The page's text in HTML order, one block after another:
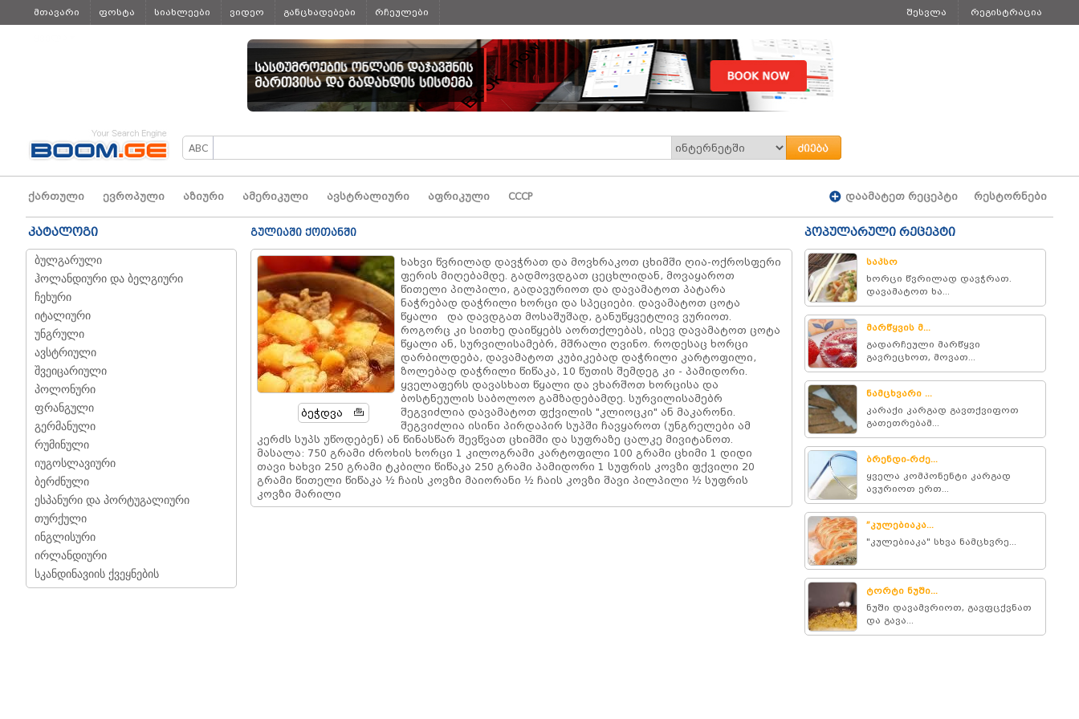
მთავარი ფოსტა სიახლეები ვიდეო განცხადებები რჩეულები შესვლა რეგისტრაცია
ქართული ევროპული აზიური ამერიკული ავსტრალიური აფრიკული СССР დაამატეთ რეცეპტი რესტორნები
კატალოგი
ბულგარული
ჰოლანდიური და ბელგიური
ჩეხური
იტალიური
უნგრული
ავსტრიული
შვეიცარიული
პოლონური
ფრანგული
გერმანული
რუმინული
იუგოსლავიური
ბერძნული
ესპანური და პორტუგალიური
თურქული
ინგლისური
ირლანდიური
სკანდინავიის ქვეყნების
გულიაში ქოთანში
Ბეჭდვა
ხახვი წვრილად დავჭრათ და მოვხრაკოთ ცხიმში ღია-ოქროსფერი
ფერის მიღებამდე. გადმოვდგათ ცეცხლიდან, მოვაყაროთ
წითელი პილპილი, გადავურიოთ და დავამატოთ პატარა
ნაჭრებად დაჭრილი ხორცი და სპეციები. დავამატოთ ცოტა
წყალი და დავდგათ მოსაშუშად, განუწყვეტლივ ვურიოთ.
როგორც კი სითხე დაიწყებს აორთქლებას, ისევ დავამატოთ ცოტა
წყალი ან, სურვილისამებრ, მშრალი ღვინო. როდესაც ხორცი
დარბილდება, დავამატოთ კუბიკებად დაჭრილი კარტოფილი,
ზოლებად დაჭრილი წიწაკა, 10 წუთის შემდეგ კი - პამიდორი.
ყველაფერს დავასხათ წყალი და ვხარშოთ ხორცისა და
ბოსტნეულის საბოლოო გამზადებამდე. სურვილისამებრ
შეგვიძლია დავამატოთ ფქვილის "კლიოცკი" ან მაკარონი.
შეგვიძლია ისინი პირდაპირ სუპში ჩავყაროთ (უნგრელები ამ
კერძს სუპს უწოდებენ) ან წინასწარ შევწვათ ცხიმში და სუფრაზე ცალკე მივიტანოთ.
მასალა: 750 გრამი ძროხის ხორცი 1 კილოგრამი კარტოფილი 100 გრამი ცხიმი 1 დიდი
თავი ხახვი 250 გრამი ტკბილი წიწაკა 250 გრამი პამიდორი 1 სუფრის კოვზი ფქვილი 20
გრამი წითელი წიწაკა ½ ჩაის კოვზი მაიორანი ½ ჩაის კოვზი შავი პილპილი ½ სუფრის
კოვზი მარილი
პოპულარული რეცეპტი
საპსო
ხორცი წვრილად დავჭრათ.
დავამატოთ ხა...
მარწყვის მ...
გადარჩეული მარწყვი
გავრეცხოთ, მოვათ...
ნამცხვარი ...
კარაქი კარგად გავთქვიფოთ
გათეთრებამ...
ბრენდი-რძე...
ყველა კომპონენტი კარგად
ავურიოთ ერთ...
”კულებიაკა...
"კულებიაკა" სხვა ნამცხვრე...
ტორტი ნუში...
ნუში დავამვრიოთ, გავფცქვნათ
და გავა...